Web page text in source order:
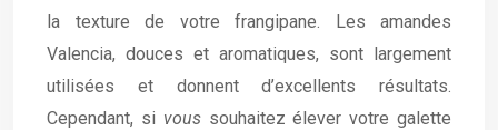
la texture de votre frangipane. Les amandes
Valencia, douces et aromatiques, sont largement
utilisées et donnent d’excellents résultats.
Cependant, si vous souhaitez élever votre galette